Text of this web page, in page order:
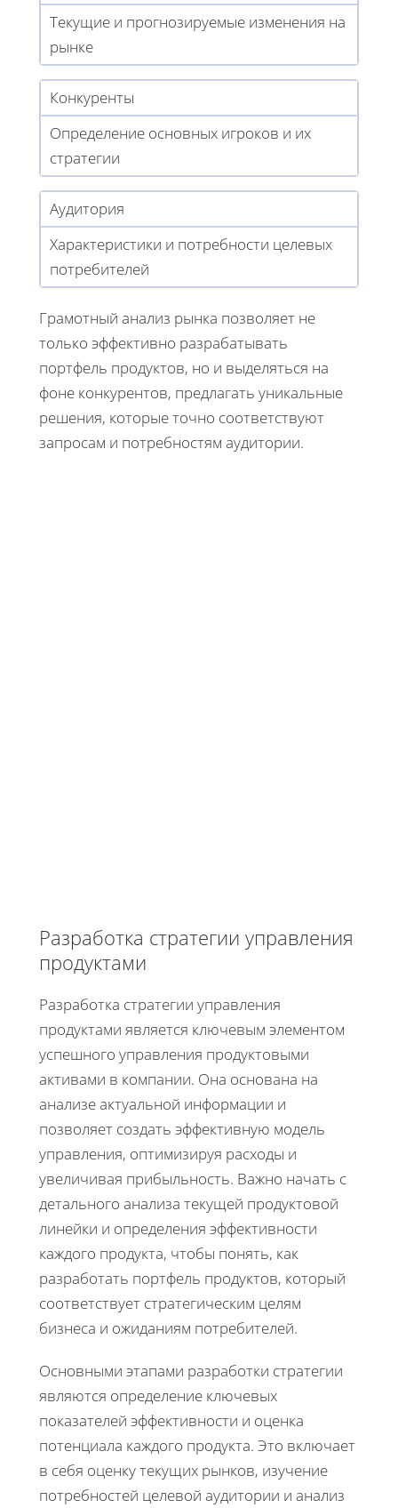
Текущие и прогнозируемые изменения на
рынке
Конкуренты
Определение основных игроков и их
стратегии
Аудитория
Характеристики и потребности целевых
потребителей
Грамотный анализ рынка позволяет не
только эффективно разрабатывать
портфель продуктов, но и выделяться на
фоне конкурентов, предлагать уникальные
решения, которые точно соответствуют
запросам и потребностям аудитории.
Разработка стратегии управления
продуктами
Разработка стратегии управления
продуктами является ключевым элементом
успешного управления продуктовыми
активами в компании. Она основана на
анализе актуальной информации и
позволяет создать эффективную модель
управления, оптимизируя расходы и
увеличивая прибыльность. Важно начать с
детального анализа текущей продуктовой
линейки и определения эффективности
каждого продукта, чтобы понять, как
разработать портфель продуктов, который
соответствует стратегическим целям
бизнеса и ожиданиям потребителей.
Основными этапами разработки стратегии
являются определение ключевых
показателей эффективности и оценка
потенциала каждого продукта. Это включает
в себя оценку текущих рынков, изучение
потребностей целевой аудитории и анализ